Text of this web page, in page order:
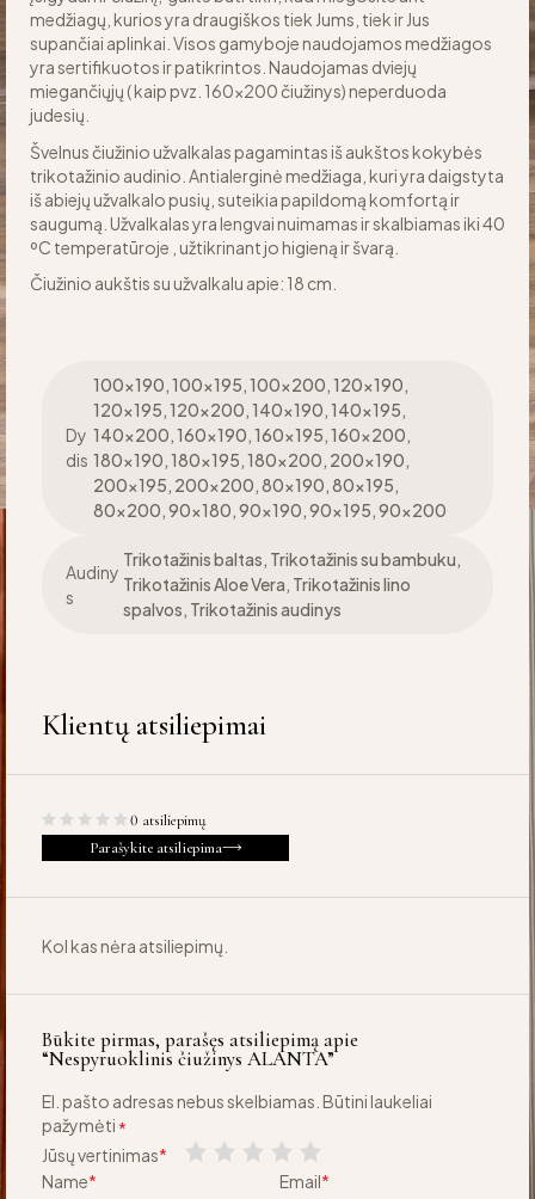
medžiagų, kurios yra draugiškos tiek Jums, tiek ir Jus
supančiai aplinkai. Visos gamyboje naudojamos medžiagos
yra sertifikuotos ir patikrintos. Naudojamas dviejų
miegančiųjų ( kaip pvz. 160×200 čiužinys) neperduoda
judesių.
Švelnus čiužinio užvalkalas pagamintas iš aukštos kokybės
trikotažinio audinio. Antialerginė medžiaga, kuri yra daigstyta
iš abiejų užvalkalo pusių, suteikia papildomą komfortą ir
saugumą. Užvalkalas yra lengvai nuimamas ir skalbiamas iki 40
ºC temperatūroje , užtikrinant jo higieną ir švarą.
Čiužinio aukštis su užvalkalu apie: 18 cm.
Dy
dis
100×190, 100×195, 100×200, 120×190,
120×195, 120×200, 140×190, 140×195,
140×200, 160×190, 160×195, 160×200,
180×190, 180×195, 180×200, 200×190,
200×195, 200×200, 80×190, 80×195,
80×200, 90×180, 90×190, 90×195, 90×200
Audiny
s
Trikotažinis baltas, Trikotažinis su bambuku,
Trikotažinis Aloe Vera, Trikotažinis lino
spalvos, Trikotažinis audinys
Klientų atsiliepimai
0 atsiliepimų
Parašykite atsiliepima
Kol kas nėra atsiliepimų.
Būkite pirmas, parašęs atsiliepimą apie
“Nespyruoklinis čiužinys ALANTA”
El. pašto adresas nebus skelbiamas. Būtini laukeliai
pažymėti *
Jūsų vertinimas*
Name* Email*